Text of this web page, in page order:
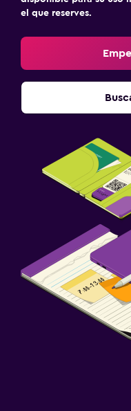
el que reserves.